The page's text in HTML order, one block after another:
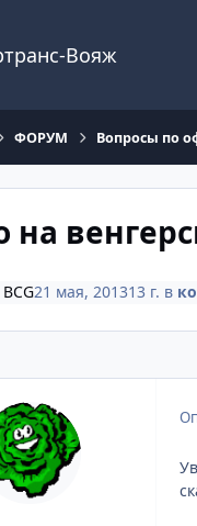
Вояж
ФОРУМ Вопросы по
на
BCG21 мая, 201313 г. в